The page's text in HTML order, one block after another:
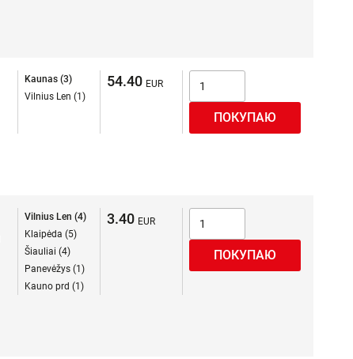
Kaunas (3)
Vilnius Len (1)
54.40
Vilnius Len (4)
Klaipėda (5)
Šiauliai (4)
Panevėžys (1)
Kauno prd (1)
3.40